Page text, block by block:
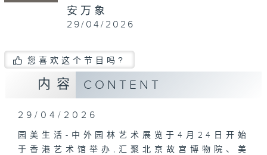
安万象
29/04/2026
您喜欢这个节目吗?
内容 CONTENT
29/04/2026
园美生活-中外园林艺术展览于4月24日开始
于香港艺术馆举办,汇聚北京故宫博物院、美